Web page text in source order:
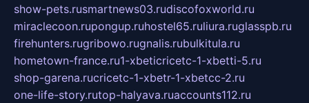
show-pets.rusmartnews03.rudiscofoxworld.ru
miraclecoon.rupongup.ruhostel65.ruliura.ruglasspb.ru
firehunters.rugribowo.rugnalis.rubulkitula.ru
hometown-france.ru1-xbeticricetc-1-xbetti-5.ru
shop-garena.rucricetc-1-xbetr-1-xbetcc-2.ru
one-life-story.rutop-halyava.ruaccounts112.ru